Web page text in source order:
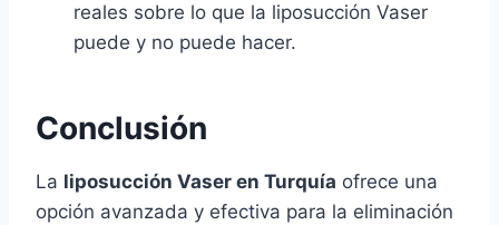
reales sobre lo que la liposucción Vaser
puede y no puede hacer.
Conclusión
La liposucción Vaser en Turquía ofrece una
opción avanzada y efectiva para la eliminación